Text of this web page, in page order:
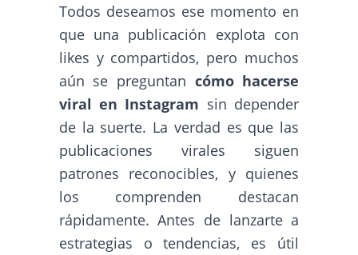
Todos deseamos ese momento en
que una publicación explota con
likes y compartidos, pero muchos
aún se preguntan cómo hacerse
viral en Instagram sin depender
de la suerte. La verdad es que las
publicaciones virales siguen
patrones reconocibles, y quienes
los comprenden destacan
rápidamente. Antes de lanzarte a
estrategias o tendencias, es útil